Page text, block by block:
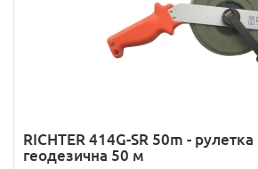
RICHTER 414G-SR 50m -
геодезична 50 м